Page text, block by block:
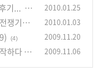
기...
(1
2010.01.25
쟁기념
2010.01.03
(4) 2009.11.20
하다 :
2009.11.06